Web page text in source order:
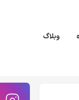
وبلاگ